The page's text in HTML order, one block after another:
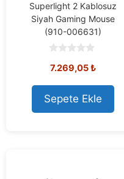
Superlight 2 Kablosuz
Siyah Gaming Mouse
(910-006631)
o
t
o
f
5
Orijinal
7.778,73 ₺.
7.269,05₺Mevcut
Sepete Ekle